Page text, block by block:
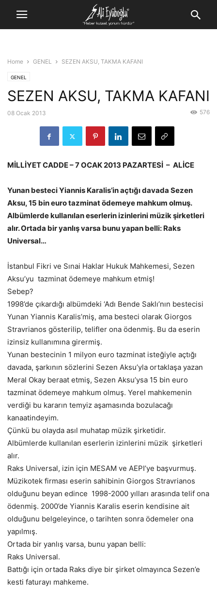
Home GENEL SEZEN AKSU, TAKMA KAFANI
GENEL
SEZEN AKSU, TAKMA KAFANI
08 Ocak 2013 576
MİLLİYET CADDE – 7 OCAK 2013 PAZARTESİ – ALİCE
Yunan besteci Yiannis Karalis’in açtığı davada Sezen
Aksu, 15 bin euro tazminat ödemeye mahkum olmuş.
Albümlerde kullanılan eserlerin izinlerini müzik şirketleri
alır. Ortada bir yanlış varsa bunu yapan belli: Raks
Universal…
İstanbul Fikri ve Sınai Haklar Hukuk Mahkemesi, Sezen
Aksu’yu tazminat ödemeye mahkum etmiş!
Sebep?
1998’de çıkardığı albümdeki ‘Adı Bende Saklı’nın bestecisi
Yunan Yiannis Karalis’miş, ama besteci olarak Giorgos
Stravrianos gösterilip, telifler ona ödenmiş. Bu da eserin
izinsiz kullanımına girermiş.
Yunan bestecinin 1 milyon euro tazminat isteğiyle açtığı
davada, şarkının sözlerini Sezen Aksu’yla ortaklaşa yazan
Meral Okay beraat etmiş, Sezen Aksu’ysa 15 bin euro
tazminat ödemeye mahkum olmuş. Yerel mahkemenin
verdiği bu kararın temyiz aşamasında bozulacağı
kanaatindeyim.
Çünkü bu olayda asıl muhatap müzik şirketidir.
Albümlerde kullanılan eserlerin izinlerini müzik şirketleri
alır.
Raks Universal, izin için MESAM ve AEPI’ye başvurmuş.
Müzikotek firması eserin sahibinin Giorgos Stravrianos
olduğunu beyan edince 1998-2000 yılları arasında telif ona
ödenmiş. 2000’de Yiannis Karalis eserin kendisine ait
olduğunu belgeleyince, o tarihten sonra ödemeler ona
yapılmış.
Ortada bir yanlış varsa, bunu yapan belli:
Raks Universal.
Battığı için ortada Raks diye bir şirket olmayınca Sezen’e
kesti faturayı mahkeme.